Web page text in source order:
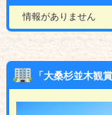
情報がありません
「大桑杉並木観